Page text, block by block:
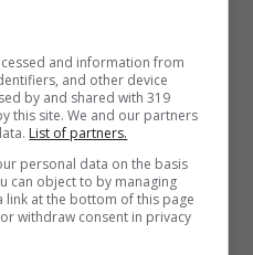
edizione 2019-2020.
sin qui
che ha
undici punti negli
and information from
and other device
by and shared with 319
this site. We and our partners
List of partners.
personal data on the basis
can object to by managing
at the bottom of this page
withdraw consent in privacy